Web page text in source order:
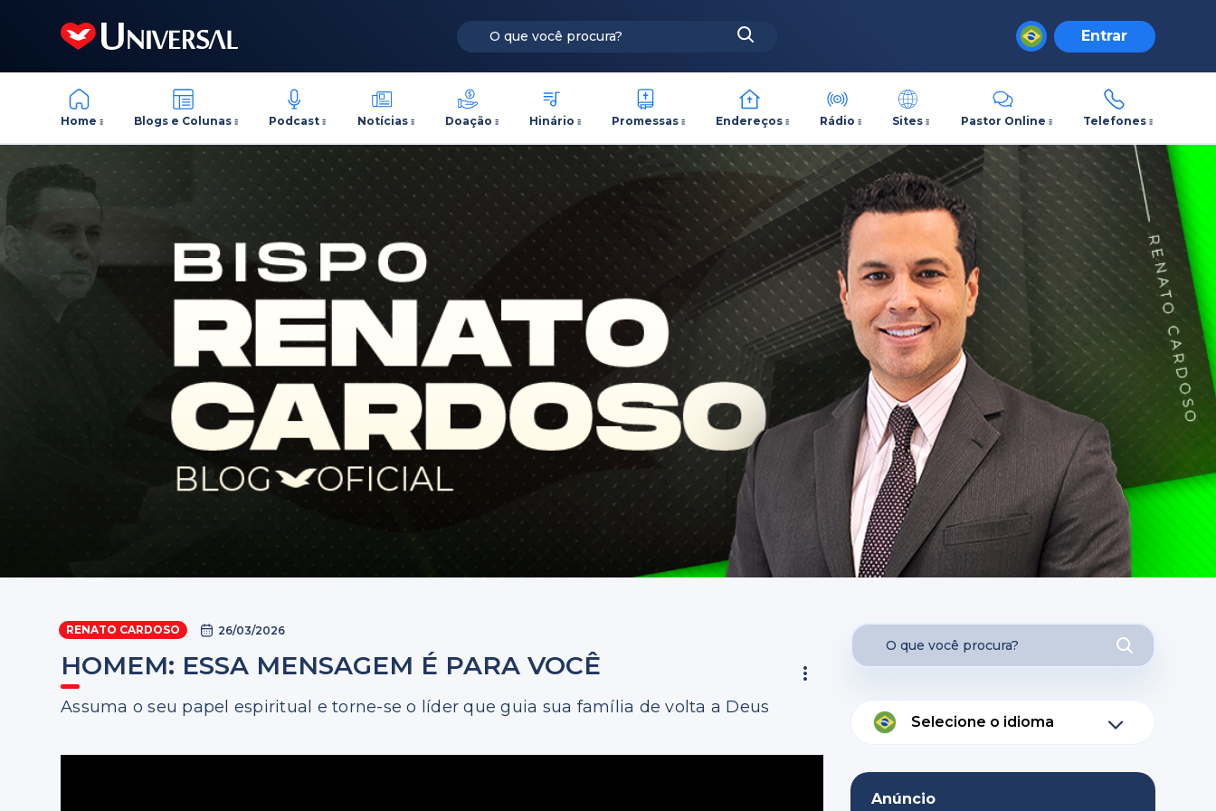
Entrar
Home Blogs e Colunas Podcast Notícias Doação Hinário Promessas Endereços Rádio Sites Pastor Online Telefones
RENATO CARDOSO 26/03/2026
HOMEM: ESSA MENSAGEM É PARA VOCÊ
Assuma o seu papel espiritual e torne-se o líder que guia sua família de volta a Deus
Selecione o idioma
Anúncio